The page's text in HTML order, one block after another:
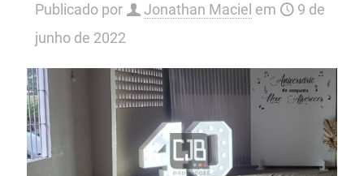
Publicado por Jonathan Maciel em
9 de
junho de 2022